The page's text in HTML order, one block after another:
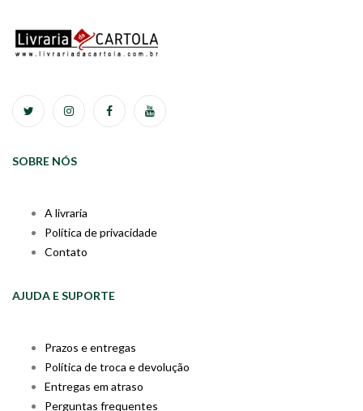
SOBRE NÓS
A livraria
Política de privacidade
Contato
AJUDA E SUPORTE
Prazos e entregas
Política de troca e devolução
Entregas em atraso
Perguntas frequentes